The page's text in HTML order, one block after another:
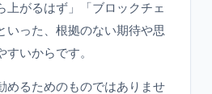
上がるはず」「ブロックチェ
いった、根拠のない期待や思
いからです。
めるためのものではありませ